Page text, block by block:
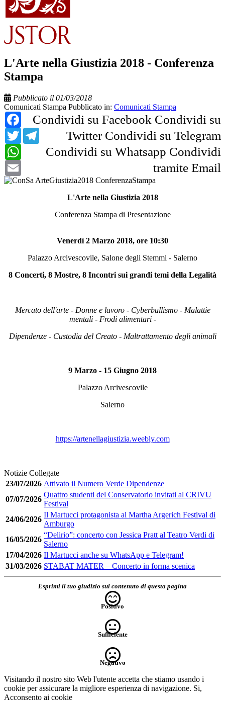
L'Arte nella Giustizia 2018 - Conferenza
Stampa
Pubblicato il 01/03/2018
Comunicati Stampa Pubblicato in: Comunicati Stampa
Condividi su Facebook
Facebook
Condividi su
Twitter
Twitter Condividi su Telegram
Telegram
Condividi su Whatsapp
WhatsApp
Condividi
tramite Email
L'Arte nella Giustizia 2018
Conferenza Stampa di Presentazione
Venerdì 2 Marzo 2018, ore 10:30
Palazzo Arcivescovile, Salone degli Stemmi - Salerno
8 Concerti, 8 Mostre, 8 Incontri sui grandi temi della Legalità
Mercato dell'arte - Donne e lavoro - Cyberbullismo - Malattie
mentali - Frodi alimentari -
Dipendenze - Custodia del Creato - Maltrattamento degli animali
9 Marzo - 15 Giugno 2018
Palazzo Arcivescovile
Salerno
https://artenellagiustizia.weebly.com
Notizie Collegate
23/07/2026 Attivato il Numero Verde Dipendenze
07/07/2026
Quattro studenti del Conservatorio invitati al CRIVU
Festival
24/06/2026
Il Martucci protagonista al Martha Argerich Festival di
Amburgo
16/05/2026
“Delirio”: concerto con Jessica Pratt al Teatro Verdi di
Salerno
17/04/2026 Il Martucci anche su WhatsApp e Telegram!
31/03/2026 STABAT MATER – Concerto in forma scenica
Esprimi il tuo giudizio sul contenuto di questa pagina
Positivo
Sufficiente
Negativo
Visitando il nostro sito Web l'utente accetta che stiamo usando i
cookie per assicurare la migliore esperienza di navigazione. Si,
Acconsento ai cookie